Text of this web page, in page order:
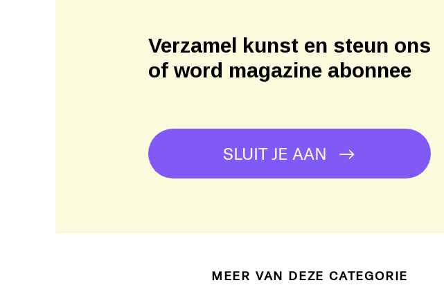
Verzamel kunst en steun ons
of word magazine abonnee
SLUIT JE AAN
MEER VAN DEZE CATEGORIE